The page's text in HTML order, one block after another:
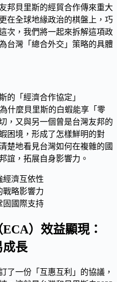
邦貝里斯的經貿合作傳來重大
在全球地緣政治的棋盤上，巧
次，我們將一起來拆解這項政
台灣「總合外交」策略的具體
的「經濟合作協定」
什麼貝里斯的白蝦能享「零
，又與另一個曾是台灣友邦的
困境，形成了怎樣鮮明的對
楚地看見台灣如何在複雜的國
誼，拓展自身影響力。
經濟互依性
戰略影響力
固國際支持
）效益顯現：
成長
了一份「互惠互利」的協議，